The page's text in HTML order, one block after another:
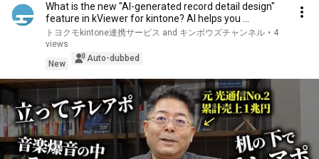
What is the new "AI-generated record detail design"
feature in kViewer for kintone? AI helps you ...
トヨクモkintone連携サービス and キンボウズチャンネル • 4
views
New
Auto-dubbed